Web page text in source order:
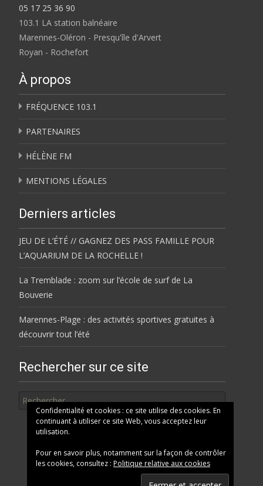
05 17 25 36 90
103.1 LA station balnéaire
Marennes-Oléron - Presqu'île d'Arvert
Royan - Rochefort
À propos
FRÉQUENCE 103.1
PARTENAIRES
HÉLÈNE FM
MENTIONS LÉGALES
Derniers articles
JEU DE L’ÉTÉ // GAGNEZ DES PASS FAMILLE POUR
L’AQUARIUM DE LA ROCHELLE !
La Tremblade : zoom sur l’école de surf de La
Bouverie
Marennes-Plage : des activités sportives gratuites à
découvrir tout l’été
Rechercher sur ce site
Confidentialité et cookies : ce site utilise des cookies. En
continuant à utiliser ce site Web, vous acceptez leur
utilisation.
Pour en savoir plus, notamment sur la façon de contrôler
les cookies, consultez : Politique relative aux cookies